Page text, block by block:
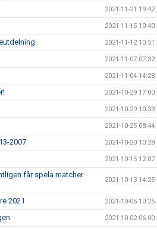
2021-11-21 19:42
2021-11-15 10:40
2021-11-12 10:51
2021-11-07 07:32
2021-11-04 14:28
2021-10-29 17:00
2021-10-29 10:33
2021-10-25 08:44
2007 2021-10-20 10:28
2021-10-15 12:07
får spela matcher
2021-10-13 14:25
2021 2021-10-06 10:25
2021-10-02 06:00